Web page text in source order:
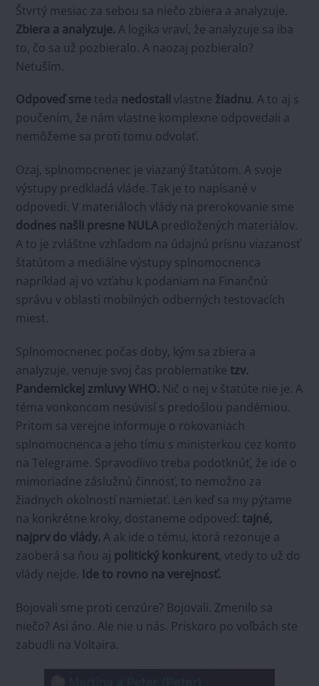
Štvrtý mesiac za sebou sa niečo zbiera a analyzuje.
Zbiera a analyzuje.A logika vraví, že analyzuje sa iba
to, čo sa už pozbieralo. A naozaj pozbieralo?
Netuším.
Odpoveď sme teda nedostali vlastne žiadnu. A to aj s
poučením, že nám vlastne komplexne odpovedali a
nemôžeme sa proti tomu odvolať.
Ozaj, splnomocnenec je viazaný štatútom. A svoje
výstupy predkladá vláde. Tak je to napísané v
odpovedi. V materiáloch vlády na prerokovanie sme
dodnes našli presne NULApredložených materiálov.
A to je zvláštne vzhľadom na údajnú prísnu viazanosť
štatútom a mediálne výstupy splnomocnenca
napríklad aj vo vzťahu k podaniam na Finančnú
správu v oblasti mobilných odberných testovacích
miest.
Splnomocnenec počas doby, kým sa zbiera a
analyzuje, venuje svoj čas problematike tzv.
Pandemickej zmluvy WHO. Nič o nej v štatúte nie je. A
téma vonkoncom nesúvisí s predošlou pandémiou.
Pritom sa verejne informuje o rokovaniach
splnomocnenca a jeho tímu s ministerkou cez konto
na Telegrame. Spravodlivo treba podotknúť, že ide o
mimoriadne záslužnú činnosť, to nemožno za
žiadnych okolností namietať. Len keď sa my pýtame
na konkrétne kroky, dostaneme odpoveď: tajné,
najprv do vlády.A ak ide o tému, ktorá rezonuje a
zaoberá sa ňou aj politický konkurent, vtedy to už do
vlády nejde. Ide to rovno na verejnosť.
Bojovali sme proti cenzúre? Bojovali. Zmenilo sa
niečo? Asi áno. Ale nie u nás. Priskoro po voľbách ste
zabudli na Voltaira.